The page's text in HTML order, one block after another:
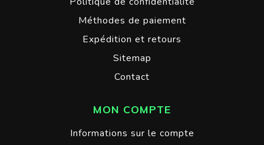
Méthodes de paiement
Expédition et retours
Sitemap
Contact
MON COMPTE
Informations sur le compte